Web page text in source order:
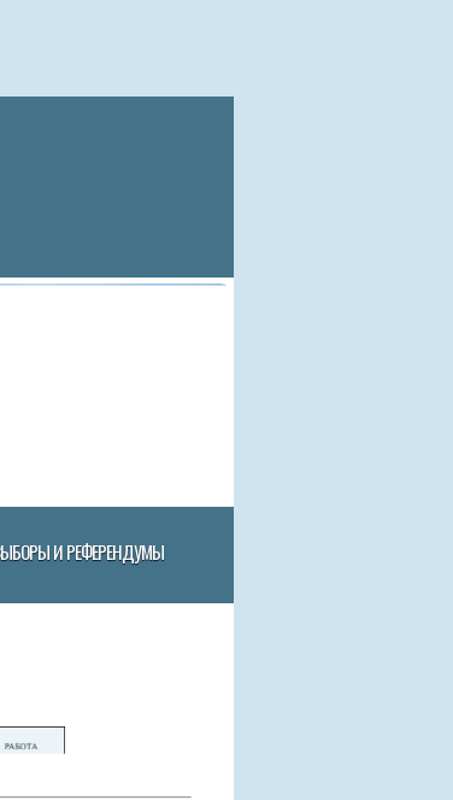
И РЕФЕРЕНДУМЫ